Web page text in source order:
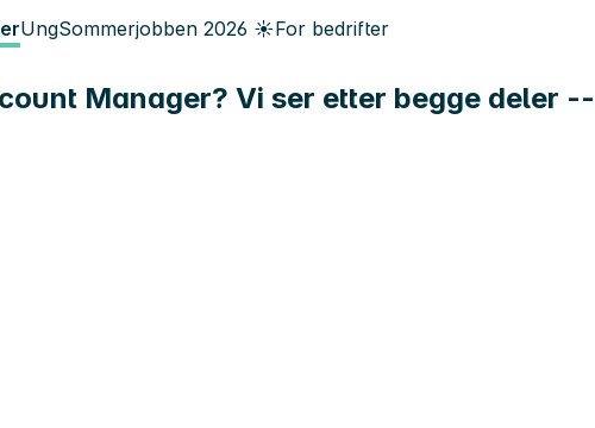
UngSommerjobben 2026 ☀️For bedrifter
Manager? Vi ser etter begge deler